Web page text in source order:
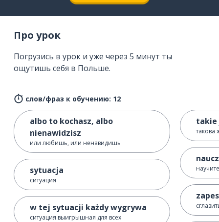
Про урок
Погрузись в урок и уже через 5 минут ты
ощутишь себя в Польше.
слов/фраз к обучению: 12
albo to kochasz, albo
nienawidzisz
или любишь, или ненавидишь
sytuacja
ситуация
w tej sytuacji każdy wygrywa
ситуация выигрышная для всех
takie
такова